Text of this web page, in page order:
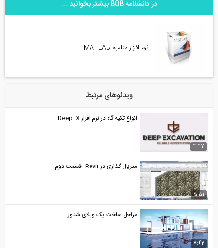
در دانشنامه 808 بیشتر بخوانید ...
نرم افزار متلب، MATLAB
ویدئوهای مرتبط
4:47
انواع تکیه گاه در نرم افزار DeepEX
5:51
متریال گذاری در Revit- قسمت دوم
8:42
مراحل ساخت یک ویلای شناور